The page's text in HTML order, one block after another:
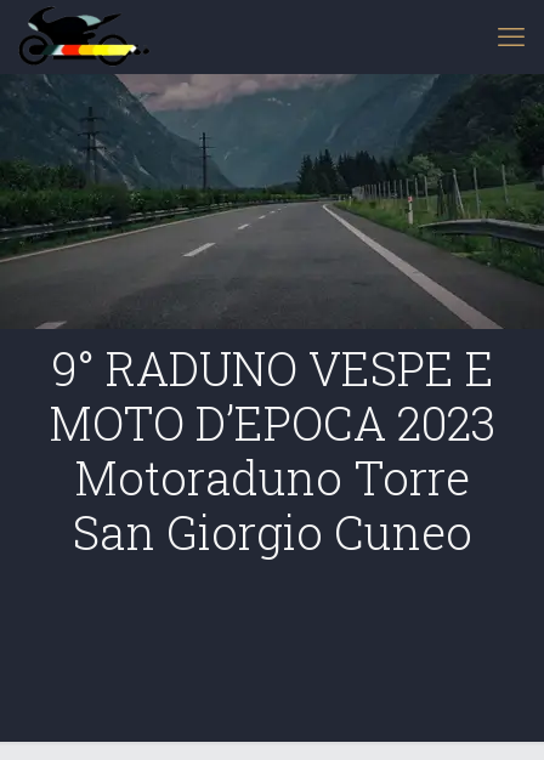
9° RADUNO VESPE E
MOTO D’EPOCA 2023
Motoraduno Torre
San Giorgio Cuneo